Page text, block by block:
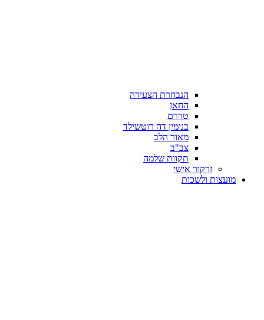
הנבחרת הצעירה
החאן
טררם
בנימין דה רוטשילד
מאור הלב
צב"ב
תקוות שלמה
זרקור אישי
מועצות ולשכות